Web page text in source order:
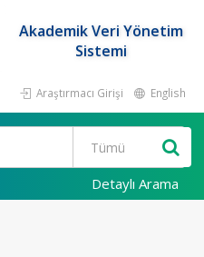
Akademik Veri Yönetim
Sistemi
Araştırmacı Girişi English
Detaylı Arama